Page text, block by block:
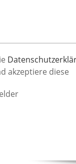
akzeptiere diese